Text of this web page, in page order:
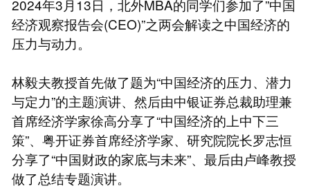
2024年3月13日，北外MBA的同学们参加了”中国
经济观察报告会(CEO)”之两会解读之中国经济的
压力与动力。
林毅夫教授首先做了题为“中国经济的压力、潜力
与定力”的主题演讲、然后由中银证券总裁助理兼
首席经济学家徐高分享了“中国经济的上中下三
策”、粤开证券首席经济学家、研究院院长罗志恒
分享了“中国财政的家底与未来”、最后由卢峰教授
做了总结专题演讲。